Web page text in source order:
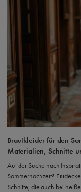
Brautkleider für den
Materialien, Schnitte
Auf der Suche nach
Sommerhochzeit?
Schnitte, die auch bei